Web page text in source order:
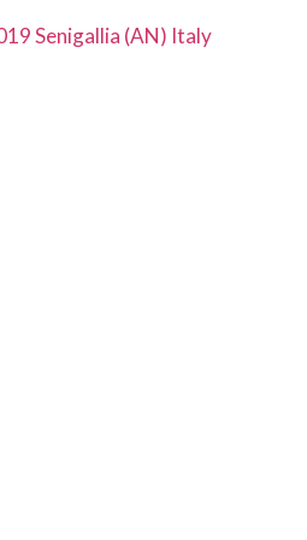
Senigallia (AN) Italy